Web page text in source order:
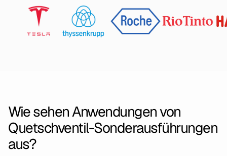
Wie sehen Anwendungen von
Quetschventil-Sonderausführungen
aus?